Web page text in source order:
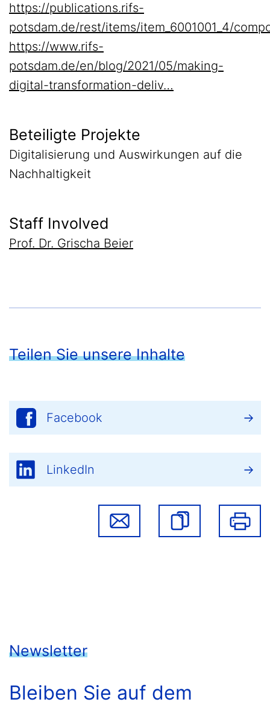
https://publications.rifs-
potsdam.de/rest/items/item_6001001_4/
https://www.rifs-
potsdam.de/en/blog/2021/05/making-
digital-transformation-deliv…
Beteiligte Projekte
Digitalisierung und Auswirkungen auf die
Nachhaltigkeit
Staff Involved
Prof. Dr. Grischa Beier
Teilen Sie unsere Inhalte
Facebook
LinkedIn
Newsletter
Bleiben Sie auf dem